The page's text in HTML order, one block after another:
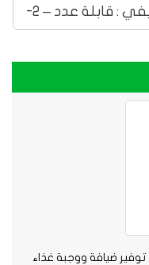
: قابلة عدد – 2-
ضيافة ووجبة غذاء